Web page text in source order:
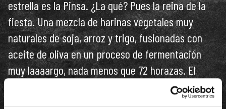
estrella es la Pinsa. ¿La qué? Pues la reina de la
fiesta. Una mezcla de harinas vegetales muy
naturales de soja, arroz y trigo, fusionadas con
aceite de oliva en un proceso de fermentación
muy laaaargo, nada menos que 72 horazas. El
resultado es una masa más ligera, hidratada,
crujiente y tan digestiva que tu estómago te hará